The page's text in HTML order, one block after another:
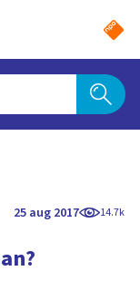
25 aug 2017 14.7k